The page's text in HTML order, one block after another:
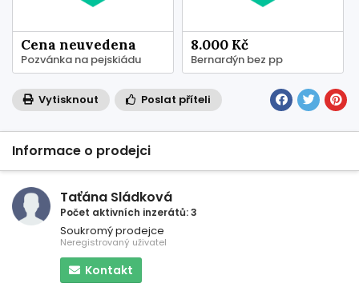
Cena neuvedena
Pozvánka na pejskiádu
8.000 Kč
Bernardýn bez pp
Vytisknout Poslat příteli
Informace o prodejci
Taťána Sládková
Počet aktivních inzerátů: 3
Soukromý prodejce
Neregistrovaný uživatel
Kontakt